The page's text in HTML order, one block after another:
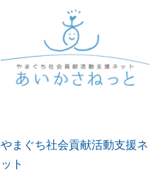
やまぐち社会貢献活動支援ネ
ット